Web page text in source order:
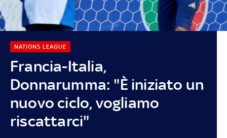
Francia-Italia,
Donnarumma: "È iniziato un
nuovo ciclo, vogliamo
riscattarci"
NATIONS LEAGUE